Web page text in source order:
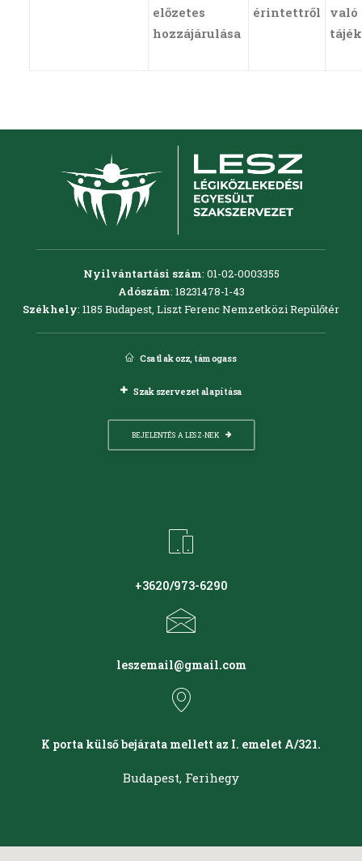
előzetes
hozzájárulása
érintettről
való
Nyilvántartási szám: 01-02-0003355
Adószám: 18231478-1-43
Székhely: 1185 Budapest, Liszt Ferenc Nemzetközi Repülőtér
Csatlakozz, támogass
Szakszervezet alapítása
BEJELENTÉS A LESZ-NEK
+3620/973-6290
leszemail@gmail.com
K porta külső bejárata mellett az I. emelet A/321.
Budapest, Ferihegy